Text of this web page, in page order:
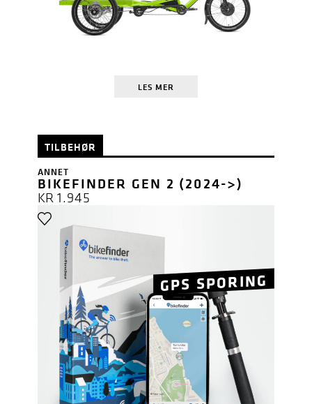
LES MER
TILBEHØR
GPS SPORING
ANNET
BIKEFINDER GEN 2 (2024->)
KR1.945